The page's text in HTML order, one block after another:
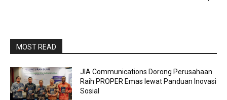
MOST READ
JIA Communications Dorong Perusahaan
Raih PROPER Emas lewat Panduan Inovasi
Sosial